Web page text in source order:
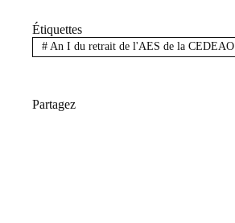
Étiquettes
#An I du retrait de l'AES de la CEDEAO
Partagez